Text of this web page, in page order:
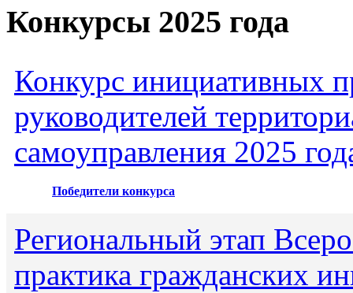
Конкурсы 2025 года
Конкурс инициативных
руководителей
самоуправления 2025
Победители конкурса
Региональный этап
практика гражданских